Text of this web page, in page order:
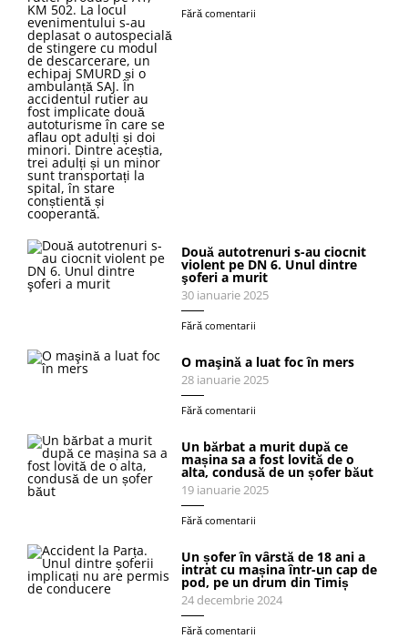
Fără comentarii
Două autotrenuri s-au ciocnit
violent pe DN 6. Unul dintre
şoferi a murit
30 ianuarie 2025
Fără comentarii
O maşină a luat foc în mers
28 ianuarie 2025
Fără comentarii
Un bărbat a murit după ce
mașina sa a fost lovită de o
alta, condusă de un șofer băut
19 ianuarie 2025
Fără comentarii
Un șofer în vârstă de 18 ani a
intrat cu mașina într-un cap de
pod, pe un drum din Timiș
24 decembrie 2024
Fără comentarii